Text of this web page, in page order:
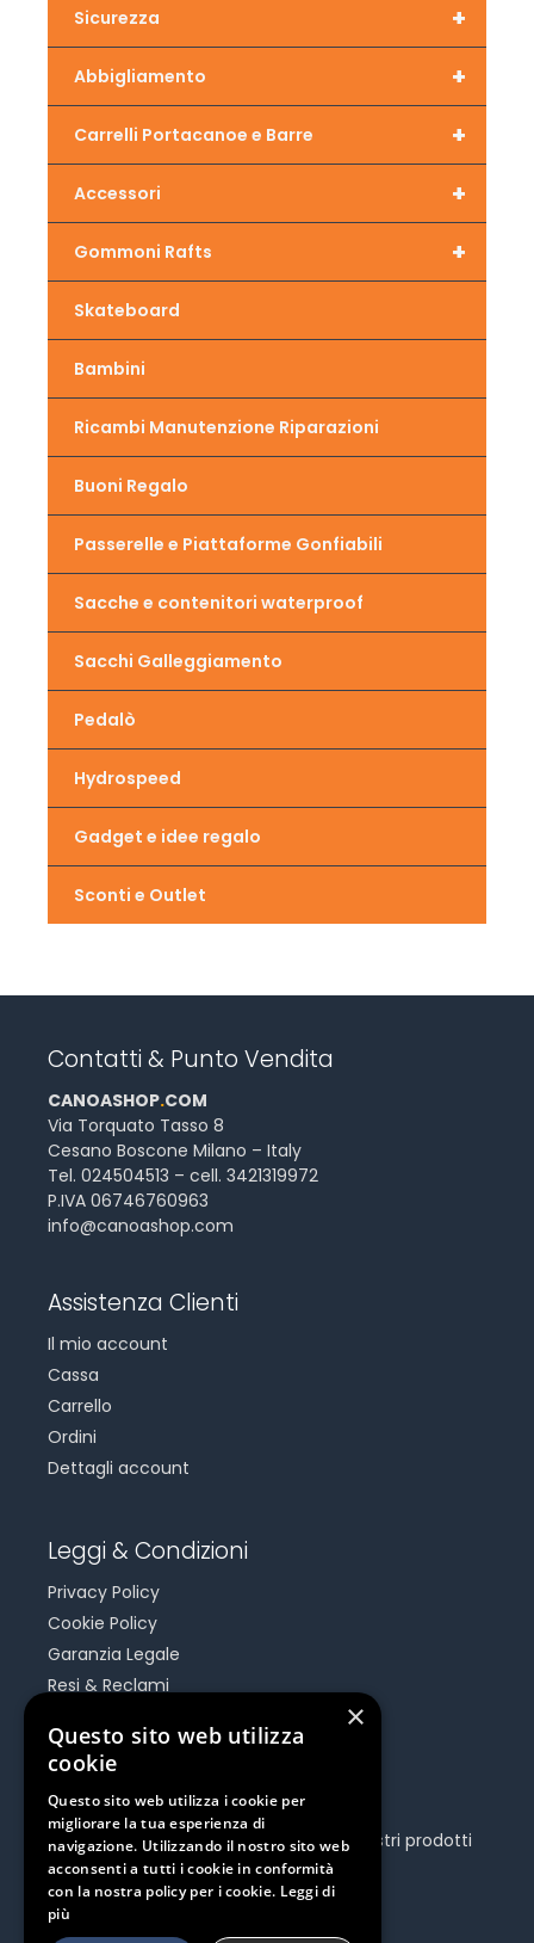
+
Sicurezza
+
Abbigliamento
+
Carrelli Portacanoe e Barre
+
Accessori
+
Gommoni Rafts
Skateboard
Bambini
Ricambi Manutenzione Riparazioni
Buoni Regalo
Passerelle e Piattaforme Gonfiabili
Sacche e contenitori waterproof
Sacchi Galleggiamento
Pedalò
Hydrospeed
Gadget e idee regalo
Sconti e Outlet
Contatti & Punto Vendita
CANOASHOP.COM
Via Torquato Tasso 8
Cesano Boscone Milano – Italy
Tel. 024504513 – cell. 3421319972
P.IVA 06746760963
info@canoashop.com
Assistenza Clienti
Il mio account
Cassa
Carrello
Ordini
Dettagli account
Leggi & Condizioni
Privacy Policy
Cookie Policy
Garanzia Legale
Resi & Reclami
Be Social
Seguici e rimani aggiornato su tutti i nostri prodotti
e iniziative.
×
Questo sito web utilizza
cookie
Questo sito web utilizza i cookie per
migliorare la tua esperienza di
navigazione. Utilizzando il nostro sito web
acconsenti a tutti i cookie in conformità
con la nostra policy per i cookie. Leggi di
più